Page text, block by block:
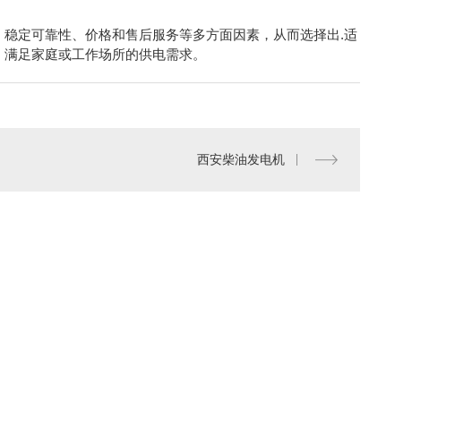
定可靠性、价格和售后服务等多方面因素，从而选择出.适
足家庭或工作场所的供电需求。
西安柴油发电机